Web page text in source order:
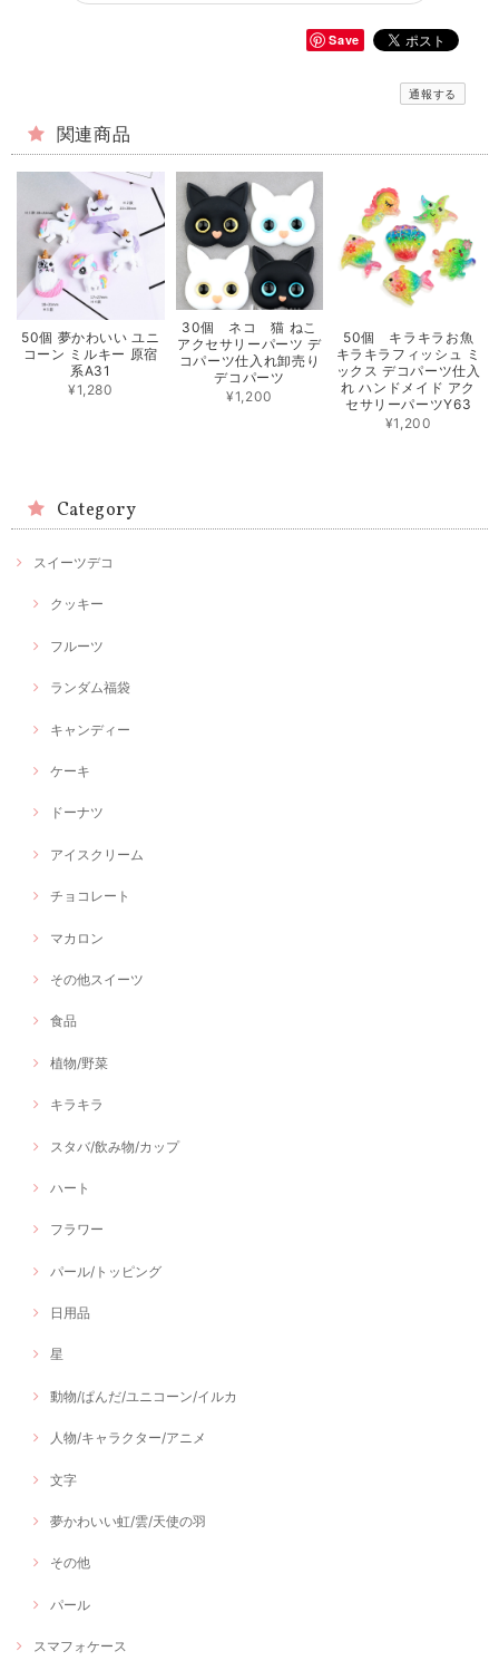
Save
通報する
関連商品
50個 夢かわいい ユニ
コーン ミルキー 原宿
系A31
¥1,280
30個 ネコ 猫 ねこ
アクセサリーパーツ デ
コパーツ仕入れ卸売り
デコパーツ
¥1,200
50個 キラキラお魚
キラキラフィッシュ ミ
ックス デコパーツ仕入
れ ハンドメイド アク
セサリーパーツY63
¥1,200
Category
スイーツデコ
クッキー
フルーツ
ランダム福袋
キャンディー
ケーキ
ドーナツ
アイスクリーム
チョコレート
マカロン
その他スイーツ
食品
植物/野菜
キラキラ
スタバ/飲み物/カップ
ハート
フラワー
パール/トッピング
日用品
星
動物/ぱんだ/ユニコーン/イルカ
人物/キャラクター/アニメ
文字
夢かわいい虹/雲/天使の羽
その他
パール
スマフォケース